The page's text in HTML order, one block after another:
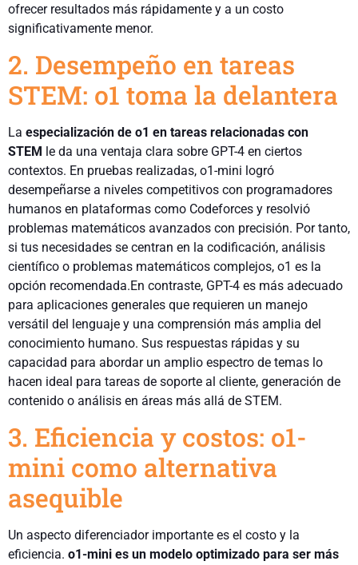
ofrecer resultados más rápidamente y a un costo
significativamente menor.
2. Desempeño en tareas
STEM: o1 toma la delantera
La especialización de o1 en tareas relacionadas con
STEM le da una ventaja clara sobre GPT-4 en ciertos
contextos. En pruebas realizadas, o1-mini logró
desempeñarse a niveles competitivos con programadores
humanos en plataformas como Codeforces y resolvió
problemas matemáticos avanzados con precisión. Por tanto,
si tus necesidades se centran en la codificación, análisis
científico o problemas matemáticos complejos, o1 es la
opción recomendada.En contraste, GPT-4 es más adecuado
para aplicaciones generales que requieren un manejo
versátil del lenguaje y una comprensión más amplia del
conocimiento humano. Sus respuestas rápidas y su
capacidad para abordar un amplio espectro de temas lo
hacen ideal para tareas de soporte al cliente, generación de
contenido o análisis en áreas más allá de STEM.
3. Eficiencia y costos: o1-
mini como alternativa
asequible
Un aspecto diferenciador importante es el costo y la
eficiencia. o1-mini es un modelo optimizado para ser más